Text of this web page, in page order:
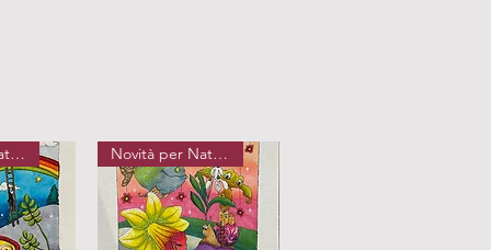
Novità per Natale Novità per Natale